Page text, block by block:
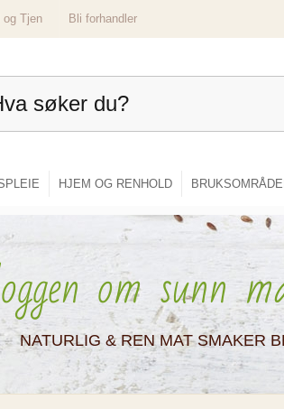
og Tjen
Bli forhandler
HJEM OG RENHOLD
om sunn
NATURLIG & REN MAT SMAKER